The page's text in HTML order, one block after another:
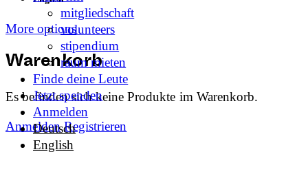
More options
Warenkorb
Es befinden sich keine Produkte im Warenkorb.
Anmelden Registrieren
mitgliedschaft
volunteers
stipendium
raum mieten
Finde deine Leute
Jetzt spenden
Anmelden
Deutsch
English